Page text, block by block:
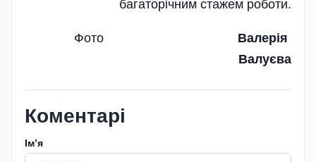
багаторічним стажем роботи.
Фото
Валерія
Валуєва
Коментарі
Імʼя